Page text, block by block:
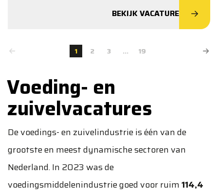
BEKIJK VACATURE
1 2 3 ... 19
Voeding- en
zuivelvacatures
De voedings- en zuivelindustrie is één van de
grootste en meest dynamische sectoren van
Nederland. In 2023 was de
voedingsmiddelenindustrie goed voor ruim114,4